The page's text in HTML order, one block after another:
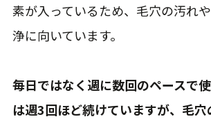
素が入っているため、毛穴の汚れ
浄に向いています。
毎日ではなく週に数回のペースで
は週3回ほど続けていますが、毛